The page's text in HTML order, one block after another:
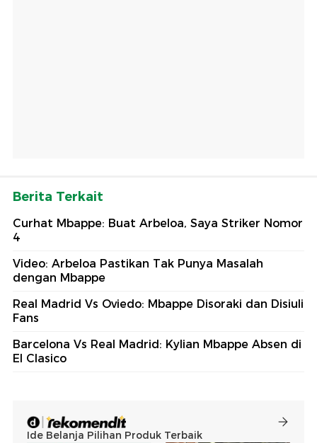
Berita Terkait
Curhat Mbappe: Buat Arbeloa, Saya Striker Nomor
4
Video: Arbeloa Pastikan Tak Punya Masalah
dengan Mbappe
Real Madrid Vs Oviedo: Mbappe Disoraki dan Disiuli
Fans
Barcelona Vs Real Madrid: Kylian Mbappe Absen di
El Clasico